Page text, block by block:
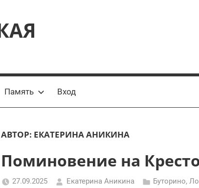
Память Вход
АВТОР: ЕКАТЕРИНА АНИКИНА
Поминовение на
27.09.2025 Екатерина Аникина Буторино,